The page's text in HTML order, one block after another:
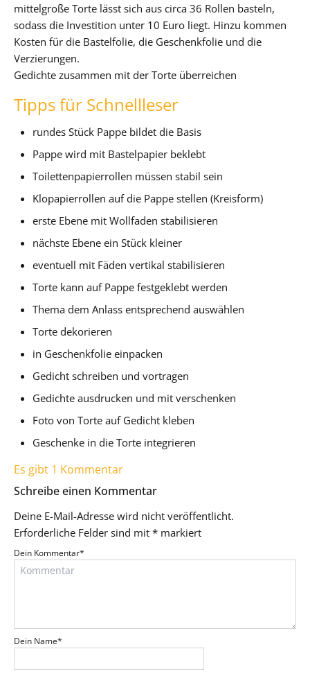
mittelgroße Torte lässt sich aus circa 36 Rollen basteln,
sodass die Investition unter 10 Euro liegt. Hinzu kommen
Kosten für die Bastelfolie, die Geschenkfolie und die
Verzierungen.
Gedichte zusammen mit der Torte überreichen
Tipps für Schnellleser
rundes Stück Pappe bildet die Basis
Pappe wird mit Bastelpapier beklebt
Toilettenpapierrollen müssen stabil sein
Klopapierrollen auf die Pappe stellen (Kreisform)
erste Ebene mit Wollfaden stabilisieren
nächste Ebene ein Stück kleiner
eventuell mit Fäden vertikal stabilisieren
Torte kann auf Pappe festgeklebt werden
Thema dem Anlass entsprechend auswählen
Torte dekorieren
in Geschenkfolie einpacken
Gedicht schreiben und vortragen
Gedichte ausdrucken und mit verschenken
Foto von Torte auf Gedicht kleben
Geschenke in die Torte integrieren
Es gibt 1 Kommentar
Schreibe einen Kommentar
Deine E-Mail-Adresse wird nicht veröffentlicht.
Erforderliche Felder sind mit * markiert
Dein Kommentar*
Dein Name*